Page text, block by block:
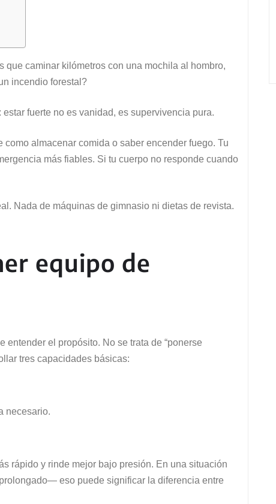
caminar kilómetros con una mochila al hombro,
incendio forestal?
fuerte no es vanidad, es supervivencia pura.
almacenar comida o saber encender fuego. Tu
más fiables. Si tu cuerpo no responde cuando
Nada de máquinas de gimnasio ni dietas de revista.
equipo de
el propósito. No se trata de “ponerse
tres capacidades básicas:
necesario.
rápido y rinde mejor bajo presión. En una situación
eso puede significar la diferencia entre